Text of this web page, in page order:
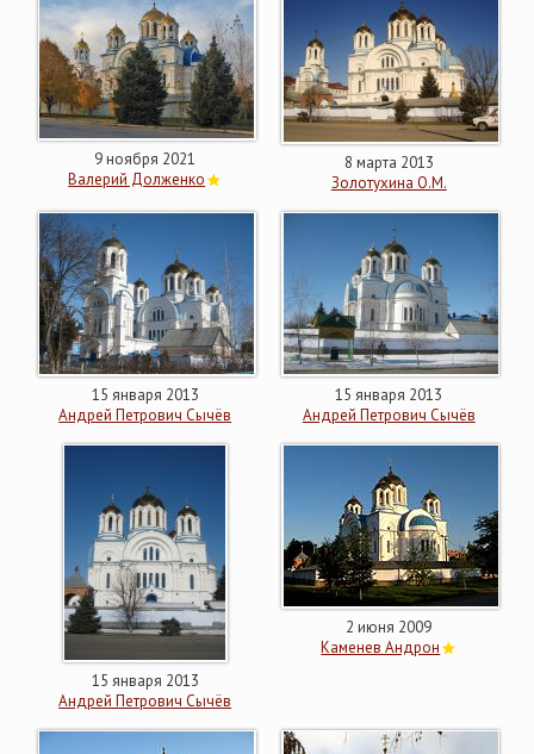
9 ноября 2021
Валерий Долженко
8 марта 2013
Золотухина О.М.
15 января 2013
Андрей Петрович Сычёв
15 января 2013
Андрей Петрович Сычёв
15 января 2013
Андрей Петрович Сычёв
2 июня 2009
Каменев Андрон